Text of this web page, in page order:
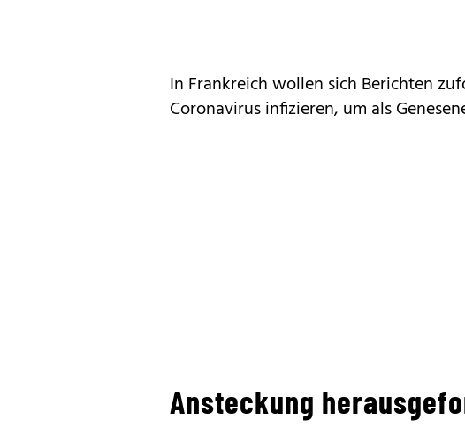
In Frankreich wollen sich Berichten
Coronavirus infizieren, um als
Ansteckung